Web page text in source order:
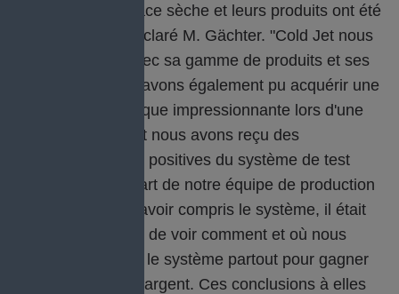
fabricants de glace sèche et leurs produits ont été
comparés", a déclaré M. Gächter. "Cold Jet nous
a convaincus avec sa gamme de produits et ses
solutions. Nous avons également pu acquérir une
expérience pratique impressionnante lors d'une
démonstration et nous avons reçu des
impressions très positives du système de test
Cold Jet de la part de notre équipe de production
de Jona. Après avoir compris le système, il était
également facile de voir comment et où nous
pouvions utiliser le système partout pour gagner
du temps et de l'argent. Ces conclusions à elles